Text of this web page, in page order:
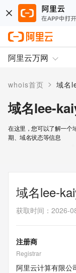
阿里云万网
whois首页 > 域名
域名lee-
在这里，您可以了解一个
期、域名状态等信息
域名lee-
获取时间 ： 2026-
注册商
Registrar
阿里云计算有限公